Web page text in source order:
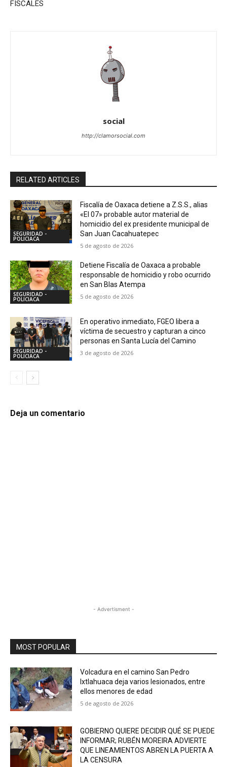
FISCALES
social
http://clamorsocial.com
RELATED ARTICLES
SEGURIDAD -
POLICIACA
Fiscalía de Oaxaca detiene a Z.S.S., alias
«El 07» probable autor material de
homicidio del ex presidente municipal de
San Juan Cacahuatepec
5 de agosto de 2026
SEGURIDAD -
POLICIACA
Detiene Fiscalía de Oaxaca a probable
responsable de homicidio y robo ocurrido
en San Blas Atempa
5 de agosto de 2026
SEGURIDAD -
POLICIACA
En operativo inmediato, FGEO libera a
víctima de secuestro y capturan a cinco
personas en Santa Lucía del Camino
3 de agosto de 2026
Deja un comentario
- Advertisment -
MOST POPULAR
Volcadura en el camino San Pedro
Ixtlahuaca deja varios lesionados, entre
ellos menores de edad
5 de agosto de 2026
GOBIERNO QUIERE DECIDIR QUÉ SE PUEDE
INFORMAR; RUBÉN MOREIRA ADVIERTE
QUE LINEAMIENTOS ABREN LA PUERTA A
LA CENSURA